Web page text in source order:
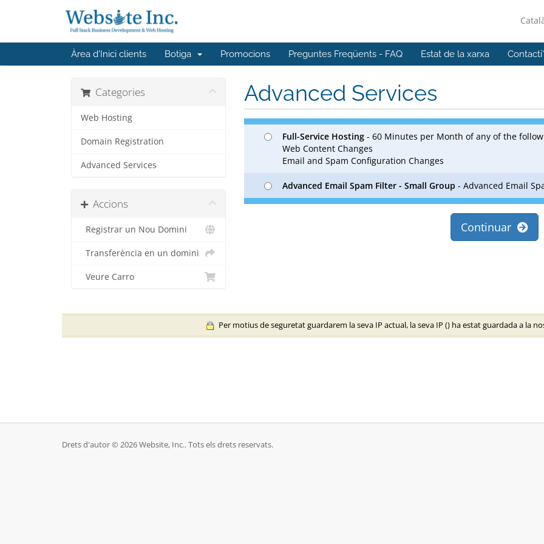
Àrea d'Inici clients Botiga Promocions Preguntes Freqüents - FAQ Estat de la xarxa
Advanced Services
Categories
Web Hosting
Domain Registration
Advanced Services
Accions
Registrar un Nou Domini
Transferència en un domini
Veure Carro
Full-Service Hosting - 60 Minutes per Month of any of the
Web Content Changes
Email and Spam Configuration Changes
Advanced Email Spam Filter - Small Group - Advanced Email
Continuar
Per motius de seguretat guardarem la seva IP actual, la seva IP () ha estat guardada a la
Drets d'autor © 2026 Website, Inc.. Tots els drets reservats.